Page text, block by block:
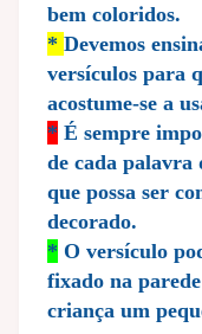
bem coloridos.
* Devemos
versículos para
acostume-se a
* É sempre
de cada palavra
que possa ser
decorado.
* O versículo
fixado na
criança um